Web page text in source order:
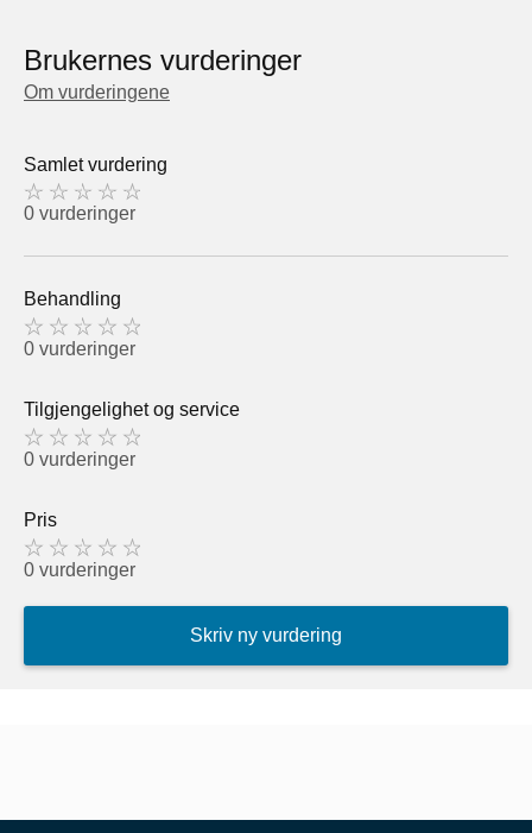
Brukernes vurderinger
Om vurderingene
Samlet vurdering
0 vurderinger
Behandling
0 vurderinger
Tilgjengelighet og service
0 vurderinger
Pris
0 vurderinger
Skriv ny vurdering